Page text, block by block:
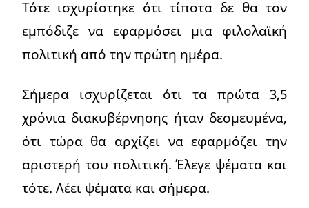
Τότε ισχυρίστηκε ότι τίποτα δε θα τον
εμπόδιζε να εφαρμόσει μια φιλολαϊκή
πολιτική από την πρώτη ημέρα.
Σήμερα ισχυρίζεται ότι τα πρώτα 3,5
χρόνια διακυβέρνησης ήταν δεσμευμένα,
ότι τώρα θα αρχίζει να εφαρμόζει την
αριστερή του πολιτική. Έλεγε ψέματα και
τότε. Λέει ψέματα και σήμερα.